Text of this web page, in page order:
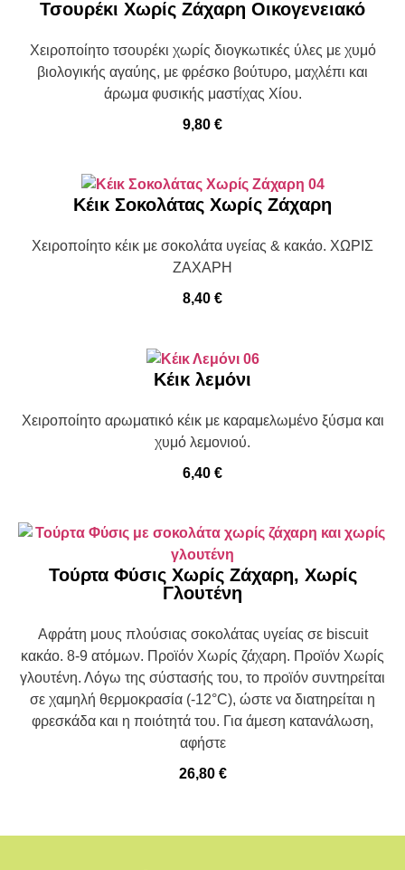
Τσουρέκι Χωρίς Ζάχαρη Οικογενειακό
Χειροποίητο τσουρέκι χωρίς διογκωτικές ύλες με χυμό
βιολογικής αγαύης, με φρέσκο βούτυρο, μαχλέπι και
άρωμα φυσικής μαστίχας Χίου.
9,80 €
Κέικ Σοκολάτας Χωρίς Ζάχαρη
Χειροποίητο κέικ με σοκολάτα υγείας & κακάο. ΧΩΡΙΣ
ΖΑΧΑΡΗ
8,40 €
Κέικ λεμόνι
Χειροποίητο αρωματικό κέικ με καραμελωμένο ξύσμα και
χυμό λεμονιού.
6,40 €
Τούρτα Φύσις Χωρίς Ζάχαρη, Χωρίς
Γλουτένη
Αφράτη μους πλούσιας σοκολάτας υγείας σε biscuit
κακάο. 8-9 ατόμων. Προϊόν Χωρίς ζάχαρη. Προϊόν Χωρίς
γλουτένη. Λόγω της σύστασής του, το προϊόν συντηρείται
σε χαμηλή θερμοκρασία (-12°C), ώστε να διατηρείται η
φρεσκάδα και η ποιότητά του. Για άμεση κατανάλωση,
αφήστε
26,80 €